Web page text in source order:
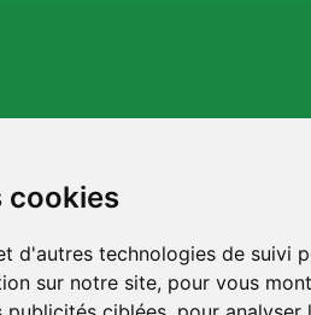
cookies
d'autres technologies de suivi
sur notre site, pour vous